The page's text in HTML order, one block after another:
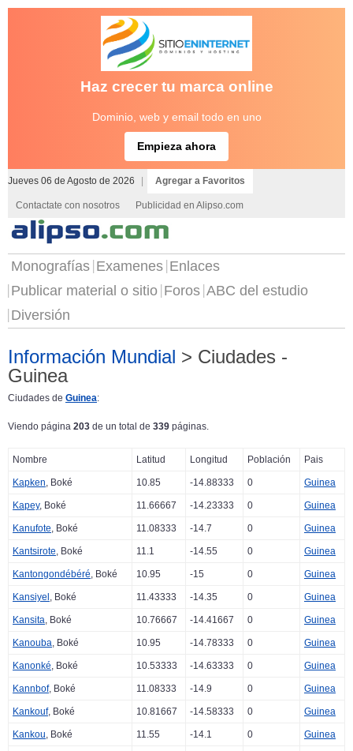
Haz crecer tu marca online
Dominio, web y email todo en uno
Empieza ahora
Jueves 06 de Agosto de 2026 Agregar a Favoritos
Contactate con nosotros Publicidad en Alipso.com
Monografías Examenes Enlaces
Publicar material o sitio Foros ABC del estudio
Diversión
Información Mundial > Ciudades -
Guinea
Ciudades de Guinea:
Viendo página 203 de un total de 339 páginas.
Nombre Latitud Longitud Población Pais
Kapken, Boké 10.85 -14.88333 0 Guinea
Kapey, Boké 11.66667 -14.23333 0 Guinea
Kanufote, Boké 11.08333 -14.7 0 Guinea
Kantsirote, Boké 11.1 -14.55 0 Guinea
Kantongondébéré, Boké 10.95 -15 0 Guinea
Kansiyel , Boké 11.43333 -14.35 0 Guinea
Kansita, Boké 10.76667 -14.41667 0 Guinea
Kanouba, Boké 10.95 -14.78333 0 Guinea
Kanonké, Boké 10.53333 -14.63333 0 Guinea
Kannbof, Boké 11.08333 -14.9 0 Guinea
Kankouf, Boké 10.81667 -14.58333 0 Guinea
Kankou, Boké 11.55 -14.1 0 Guinea